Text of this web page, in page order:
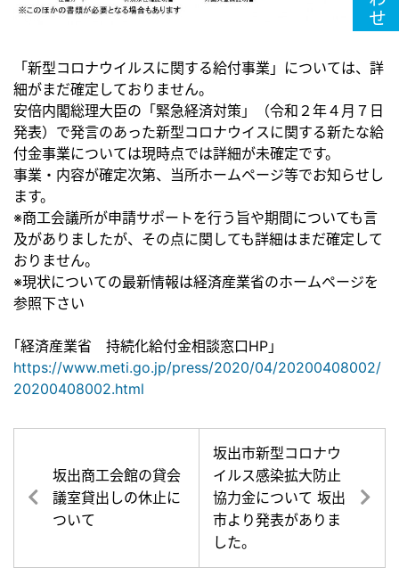
「新型コロナウイルスに関する給付事業」については、詳
細がまだ確定しておりません。
安倍内閣総理大臣の「緊急経済対策」（令和２年４月７日
発表）で発言のあった新型コロナウイスに関する新たな給
付金事業については現時点では詳細が未確定です。
事業・内容が確定次第、当所ホームページ等でお知らせし
ます。
※商工会議所が申請サポートを行う旨や期間についても言
及がありましたが、その点に関しても詳細はまだ確定して
おりません。
※現状についての最新情報は経済産業省のホームページを
参照下さい
｢経済産業省 持続化給付金相談窓口HP｣
https://www.meti.go.jp/press/2020/04/20200408002/
20200408002.html
坂出商工会館の貸会
議室貸出しの休止に
ついて
坂出市新型コロナウ
イルス感染拡大防止
協力金について 坂出
市より発表がありま
した。